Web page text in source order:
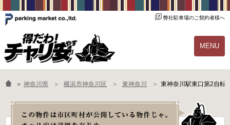
弊社駐車場のご契約者様へ
MENU
物件一覧 ご契約の流れ
よくあるご質問 駐輪場オーナー様へ
＞ 神奈川県 横浜市神奈川区 東神奈川 東神奈川駅東口第2自転